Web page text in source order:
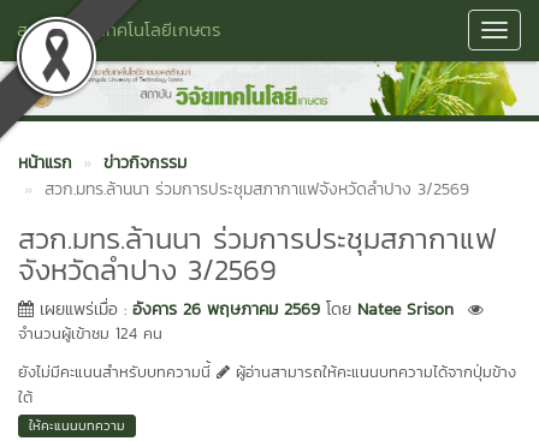
สถาบันวิจัยเทคโนโลยีเกษตร
หน้าแรก
ข่าวกิจกรรม
สวก.มทร.ล้านนา ร่วมการประชุมสภากาแฟจังหวัดลำปาง 3/2569
สวก.มทร.ล้านนา ร่วมการประชุมสภากาแฟ
จังหวัดลำปาง 3/2569
เผยแพร่เมื่อ : อังคาร 26 พฤษภาคม 2569 โดย Natee Srison
จำนวนผู้เข้าชม 124 คน
ยังไม่มีคะแนนสำหรับบทความนี้
ผู้อ่านสามารถให้คะแนนบทความได้จากปุ่มข้าง
ใต้
ให้คะแนนบทความ